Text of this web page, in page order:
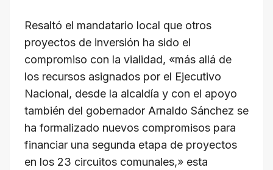
Resaltó el mandatario local que otros
proyectos de inversión ha sido el
compromiso con la vialidad, «más allá de
los recursos asignados por el Ejecutivo
Nacional, desde la alcaldía y con el apoyo
también del gobernador Arnaldo Sánchez se
ha formalizado nuevos compromisos para
financiar una segunda etapa de proyectos
en los 23 circuitos comunales,» esta